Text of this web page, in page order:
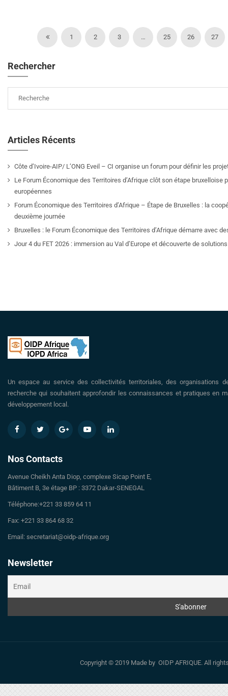
1 2 3 … 25 26 27
Rechercher
Articles Récents
Côte d’Ivoire-AIP/ L’ONG Eveil – CI organise un forum pour définir les
Le Forum Économique des Territoires d’Afrique clôt son étape
européennes
Forum Économique des Territoires d’Afrique – Étape de Bruxelles : la
deuxième journée
Bruxelles : le Forum Économique des Territoires d’Afrique démarre avec
Jour 4 du FET 2026 : immersion au Val d’Europe et découverte de
Un espace au service des collectivités territoriales, des organisations
recherche qui souhaitent approfondir les connaissances et pratiques en
développement local.
Nos Contacts
Avenue Cheikh Anta Diop, complexe Sicap Point E,
Bâtiment B, 3e étage BP : 3372 Dakar-SENEGAL
Téléphone:+221 33 859 64 11
Fax: +221 33 864 68 32
Email: secretariat@oidp-afrique.org
Newsletter
Copyright © 2019 Made by OIDP AFRIQUE. All